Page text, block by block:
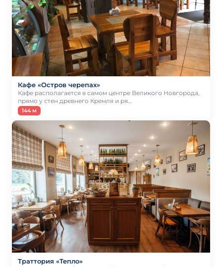
Кафе «Остров черепах»
Кафе располагается в самом центре Великого Новгорода,
прямо у стен древнего Кремля и ря…
144 м
Траттория «Тепло»